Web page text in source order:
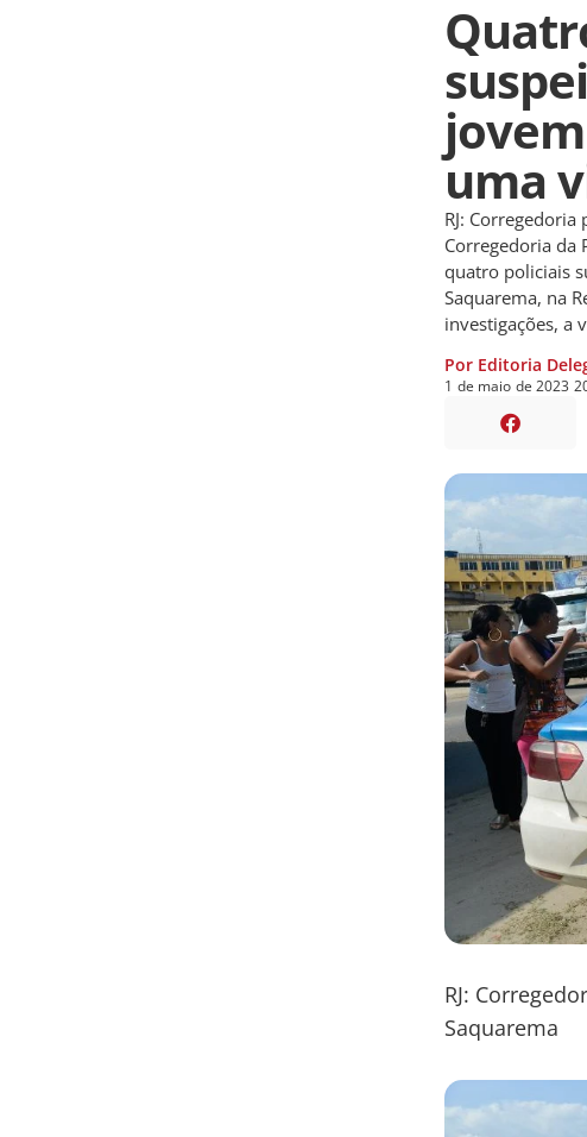
uma
RJ:
Corregedoria da
quatro policiais
Saquarema, na
investigações, a
Por Editoria
1 de maio de2023
RJ:
Saquarema